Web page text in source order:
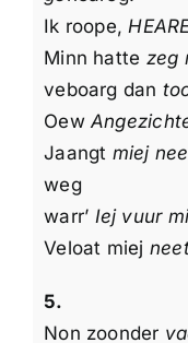
Ik roope,
Minn hatte zeg
veboarg dan
Oew
Jaangt miej
weg
warr’ Iej vuur
Veloat miej
5.
Non zoonder